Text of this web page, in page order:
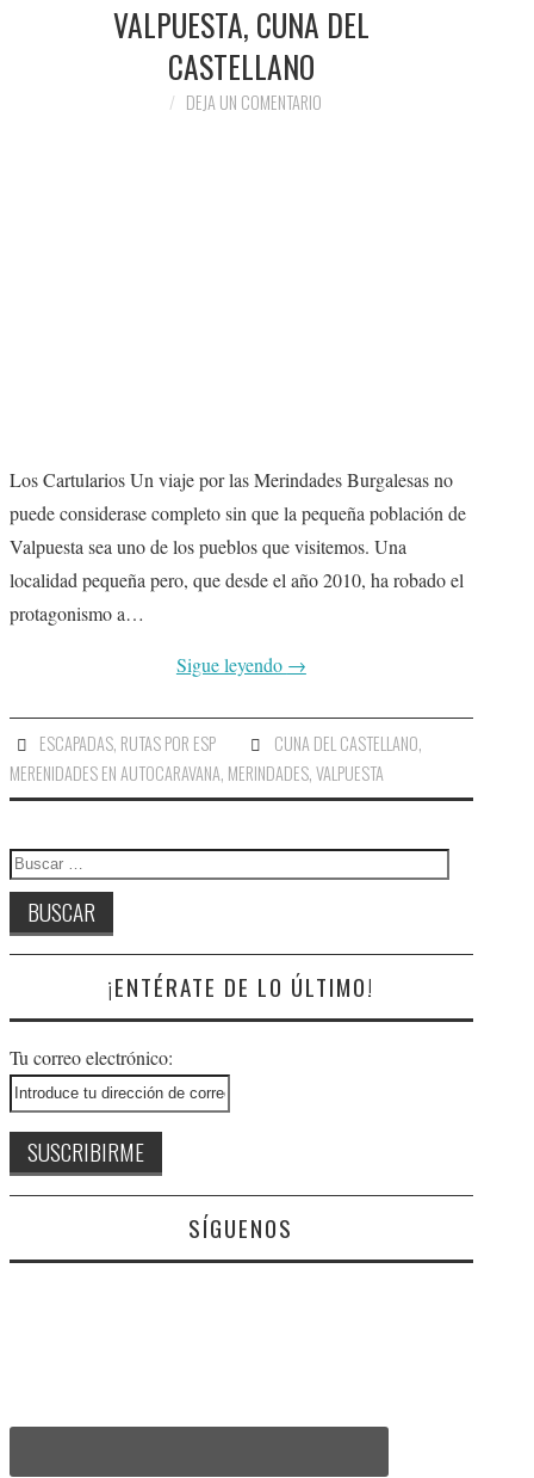
VALPUESTA, CUNA DEL
CASTELLANO
DEJA UN COMENTARIO
Los Cartularios Un viaje por las Merindades Burgalesas no
puede considerase completo sin que la pequeña población de
Valpuesta sea uno de los pueblos que visitemos. Una
localidad pequeña pero, que desde el año 2010, ha robado el
protagonismo a…
Sigue leyendo →
ESCAPADAS, RUTAS POR ESP CUNA DEL CASTELLANO,
MERENIDADES EN AUTOCARAVANA, MERINDADES,VALPUESTA
¡ENTÉRATE DE LO ÚLTIMO!
Tu correo electrónico:
SÍGUENOS